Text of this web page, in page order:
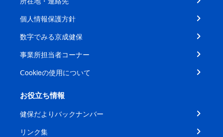
個人情報保護方針
数字でみる京成健保
事業所担当者コーナー
Ⅽookieの使用について
お役立ち情報
健保だよりバックナンバー
リンク集